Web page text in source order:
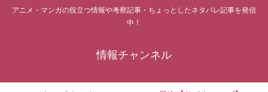
アニメ・マンガの役立つ情報や考察記事・ちょっとしたネタバレ記事を発信
中！
情報チャンネル